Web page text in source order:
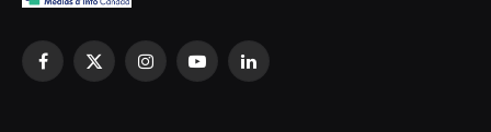
Facebook
X
InstagramYouTubeLinkedIn